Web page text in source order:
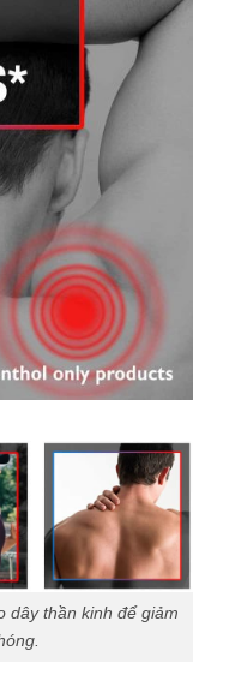
dây thần kinh để giảm